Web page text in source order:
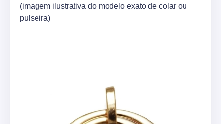
(imagem ilustrativa do modelo exato de colar ou
pulseira)